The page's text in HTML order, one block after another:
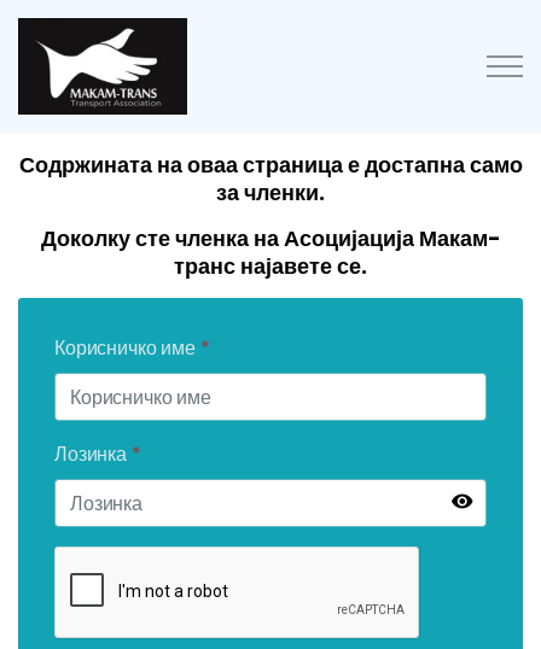
Содржината на оваа страница е достапна само
за членки.
Доколку сте членка на Асоцијација Макам-
транс најавете се.
Корисничко име *
Лозинка *